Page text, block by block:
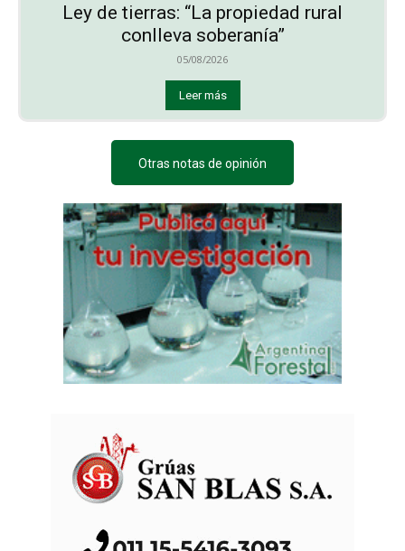
Ley de tierras: “La propiedad rural
conlleva soberanía”
05/08/2026
Leer más
Otras notas de opinión